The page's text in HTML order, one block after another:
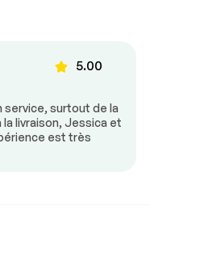
5.00
service, surtout de la
livraison, Jessica et
est très